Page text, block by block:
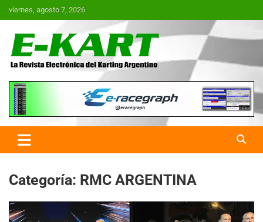
Saltar
al
viernes, agosto 7, 2026
E-Kart.com.ar | La Revista
Electrónica del Karting en
Argentina
Categoría: RMC ARGENTINA